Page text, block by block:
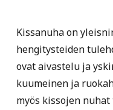
Kissanuha on
hengitysteiden
ovat aivastelu ja
kuumeinen ja
myös kissojen